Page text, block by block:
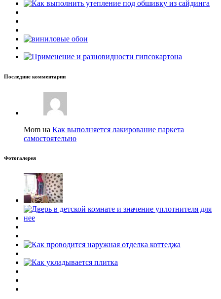
Последние комментарии
Mom на Как выполняется лакирование паркета
самостоятельно
Фотогалерея